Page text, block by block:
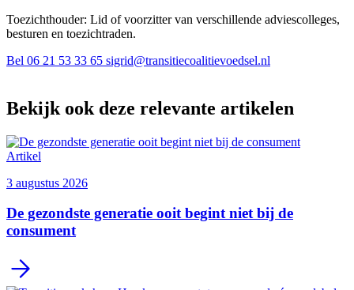
Toezichthouder: Lid of voorzitter van verschillende adviescolleges,
besturen en toezichtraden.
Bel 06 21 53 33 65 sigrid@transitiecoalitievoedsel.nl
Bekijk ook deze relevante artikelen
Artikel
3 augustus 2026
De gezondste generatie ooit begint niet bij de
consument